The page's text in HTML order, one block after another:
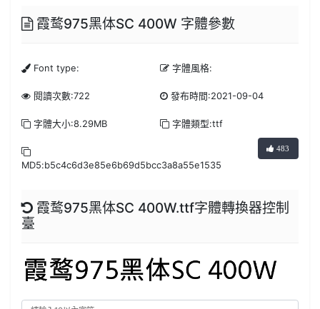
霞鹜975黑体SC 400W 字體參數
Font type: 字體風格:
閱讀次數:722 發布時間:2021-09-04
字體大小:8.29MB 字體類型:ttf
MD5:b5c4c6d3e85e6b69d5bcc3a8a55e1535
483
霞鹜975黑体SC 400W.ttf字體轉換器控制
臺